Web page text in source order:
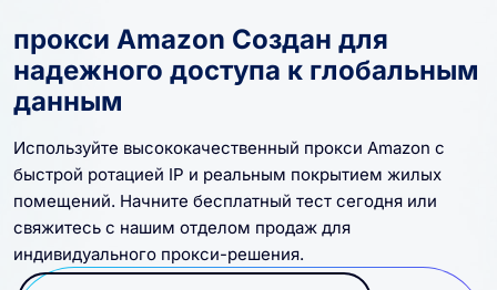
прокси Amazon Создан для
надежного доступа к глобальным
данным
Используйте высококачественный прокси Amazon с
быстрой ротацией IP и реальным покрытием жилых
помещений. Начните бесплатный тест сегодня или
свяжитесь с нашим отделом продаж для
индивидуального прокси-решения.